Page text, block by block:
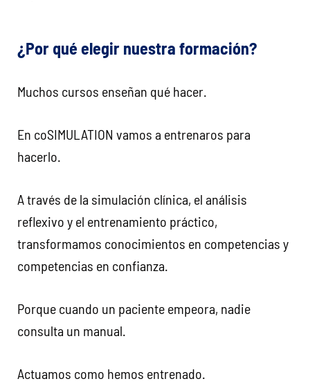
¿Por qué elegir nuestra formación?
Muchos cursos enseñan qué hacer.
En coSIMULATION vamos a entrenaros para
hacerlo.
A través de la simulación clínica, el análisis
reflexivo y el entrenamiento práctico,
transformamos conocimientos en competencias y
competencias en confianza.
Porque cuando un paciente empeora, nadie
consulta un manual.
Actuamos como hemos entrenado.